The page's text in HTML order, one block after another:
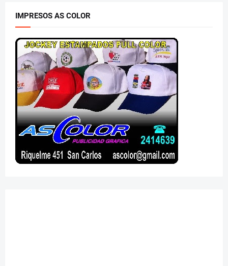
IMPRESOS AS COLOR